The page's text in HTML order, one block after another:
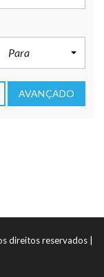
Para
AVANÇADO
direitos reservados |